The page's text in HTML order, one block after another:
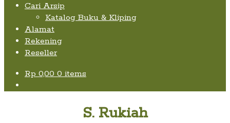
Cari Arsip
Katalog Buku & Kliping
Alamat
Rekening
Reseller
Rp 0,00 0 items
S. Rukiah